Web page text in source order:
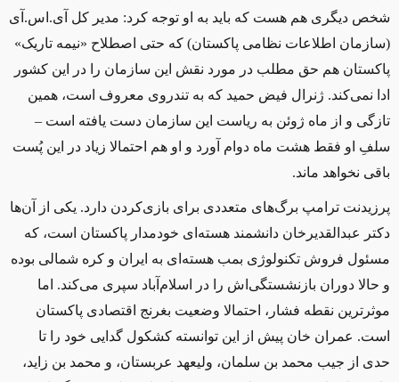
شخص دیگری هم هست که باید به او توجه کرد: مدیر کل آی.‌اس‌.آی
(سازمان اطلاعات نظامی پاکستان) که حتی اصطلاح «نیمه تاریک»
پاکستان هم حق مطلب در مورد نقش این سازمان را در این کشور
ادا نمی‌کند. ژنرال فیض حمید که به تندروی معروف است، همین
تازگی و از ماه ژوئن به ریاست این سازمان دست یافته است –
سلفِ او فقط هشت ماه دوام آورد و او هم احتمالا زیاد در این پُست
باقی نخواهد ماند.
پرزیدنت ترامپ برگ‌های متعددی برای بازی‌کردن دارد. یکی از آن‌ها
دکتر عبدالقدیرخان دانشمند هسته‌ای خودمدار پاکستان است، که
مسئول فروش تکنولوژی بمب هسته‌ای به ایران و کره شمالی بوده
و حالا دوران بازنشستگی‌اش را در اسلام‌آباد سپری می‌کند. اما
موثرترین نقطه فشار، احتمالا وضعیت بغرنج اقتصادی پاکستان
است. عمران‌ خان پیش از این توانسته کشکول گدایی خود را تا
حدی از جیب محمد بن‌ سلمان، ولیعهد عربستان، و محمد بن زاید،